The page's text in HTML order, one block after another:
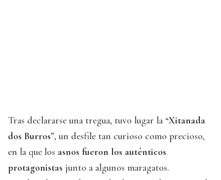
Tras declararse una tregua, tuvo lugar la “Xitanada
dos Burros”, un desfile tan curioso como precioso,
en la que los asnos fueron los auténticos
protagonistas junto a algunos maragatos.